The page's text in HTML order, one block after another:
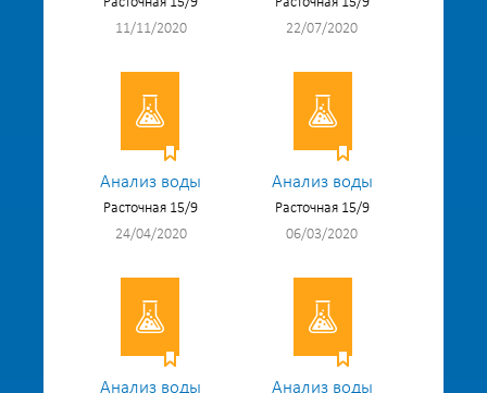
11/11/2020
22/07/2020
Анализ воды
Расточная 15/9
24/04/2020
Анализ воды
Расточная 15/9
06/03/2020
Анализ воды Анализ воды